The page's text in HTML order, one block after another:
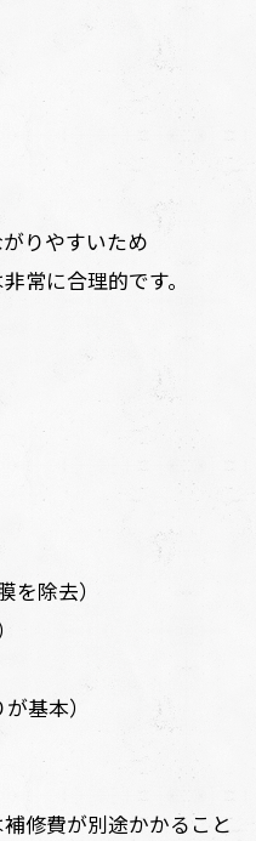
りやすいため
常に合理的です。
除去）
基本）
修費が別途かかること